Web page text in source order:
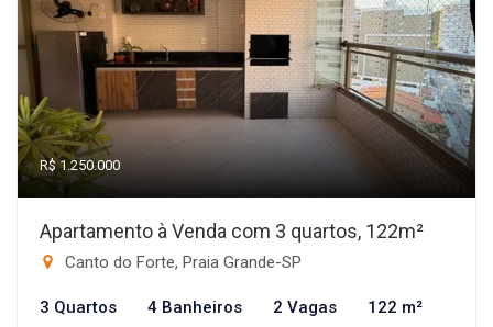
R$ 1.250.000
Apartamento à Venda com 3 quartos, 122m²
Canto do Forte, Praia Grande-SP
3 Quartos 4 Banheiros 2 Vagas 122 m²